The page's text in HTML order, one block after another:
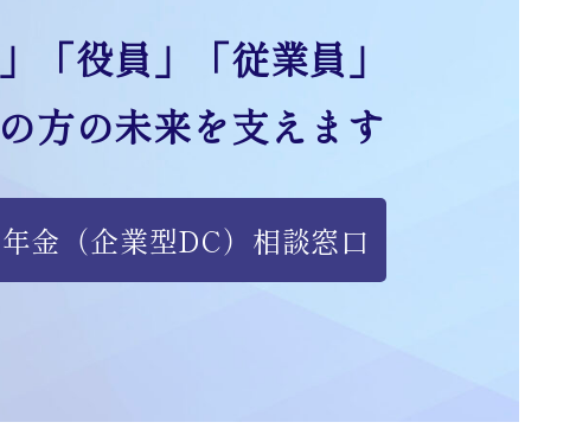
「役員」「従業員」
方の未来を支えます
金（企業型DC）相談窓口